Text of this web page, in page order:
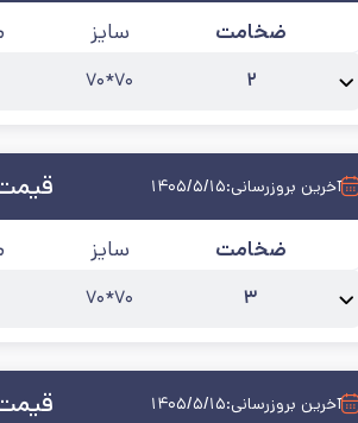
ضخامت سایز
۲ ۷۰*۷۰
آخرین بروزرسانی:۱۴۰۵/۵/۱۵
ضخامت سایز
۳ ۷۰*۷۰
آخرین بروزرسانی:۱۴۰۵/۵/۱۵